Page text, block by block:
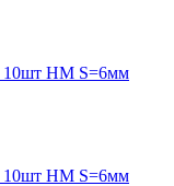
10шт HM S=6мм
10шт HM S=6мм